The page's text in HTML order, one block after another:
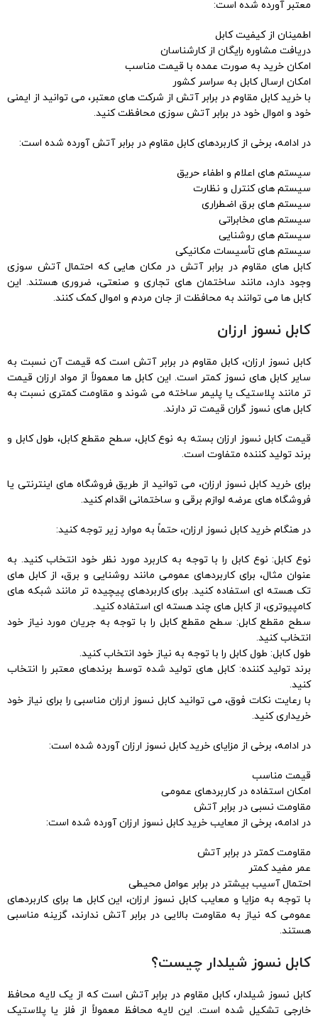
معتبر آورده شده است:
اطمینان از کیفیت کابل
دریافت مشاوره رایگان از کارشناسان
امکان خرید به صورت عمده با قیمت مناسب
امکان ارسال کابل به سراسر کشور
با خرید کابل مقاوم در برابر آتش از شرکت های معتبر، می توانید از ایمنی
خود و اموال خود در برابر آتش سوزی محافظت کنید.
در ادامه، برخی از کاربردهای کابل مقاوم در برابر آتش آورده شده است:
سیستم های اعلام و اطفاء حریق
سیستم های کنترل و نظارت
سیستم های برق اضطراری
سیستم های مخابراتی
سیستم های روشنایی
سیستم های تأسیسات مکانیکی
کابل های مقاوم در برابر آتش در مکان هایی که احتمال آتش سوزی
وجود دارد، مانند ساختمان های تجاری و صنعتی، ضروری هستند. این
کابل ها می توانند به محافظت از جان مردم و اموال کمک کنند.
کابل نسوز ارزان
کابل نسوز ارزان، کابل مقاوم در برابر آتش است که قیمت آن نسبت به
سایر کابل های نسوز کمتر است. این کابل ها معمولاً از مواد ارزان قیمت
تر مانند پلاستیک یا پلیمر ساخته می شوند و مقاومت کمتری نسبت به
کابل های نسوز گران قیمت تر دارند.
قیمت کابل نسوز ارزان بسته به نوع کابل، سطح مقطع کابل، طول کابل و
برند تولید کننده متفاوت است.
برای خرید کابل نسوز ارزان، می توانید از طریق فروشگاه های اینترنتی یا
فروشگاه های عرضه لوازم برقی و ساختمانی اقدام کنید.
در هنگام خرید کابل نسوز ارزان، حتماً به موارد زیر توجه کنید:
نوع کابل: نوع کابل را با توجه به کاربرد مورد نظر خود انتخاب کنید. به
عنوان مثال، برای کاربردهای عمومی مانند روشنایی و برق، از کابل های
تک هسته ای استفاده کنید. برای کاربردهای پیچیده تر مانند شبکه های
کامپیوتری، از کابل های چند هسته ای استفاده کنید.
سطح مقطع کابل: سطح مقطع کابل را با توجه به جریان مورد نیاز خود
انتخاب کنید.
طول کابل: طول کابل را با توجه به نیاز خود انتخاب کنید.
برند تولید کننده: کابل های تولید شده توسط برندهای معتبر را انتخاب
کنید.
با رعایت نکات فوق، می توانید کابل نسوز ارزان مناسبی را برای نیاز خود
خریداری کنید.
در ادامه، برخی از مزایای خرید کابل نسوز ارزان آورده شده است:
قیمت مناسب
امکان استفاده در کاربردهای عمومی
مقاومت نسبی در برابر آتش
در ادامه، برخی از معایب خرید کابل نسوز ارزان آورده شده است:
مقاومت کمتر در برابر آتش
عمر مفید کمتر
احتمال آسیب بیشتر در برابر عوامل محیطی
با توجه به مزایا و معایب کابل نسوز ارزان، این کابل ها برای کاربردهای
عمومی که نیاز به مقاومت بالایی در برابر آتش ندارند، گزینه مناسبی
هستند.
کابل نسوز شیلدار چیست؟
کابل نسوز شیلدار، کابل مقاوم در برابر آتش است که از یک لایه محافظ
خارجی تشکیل شده است. این لایه محافظ معمولاً از فلز یا پلاستیک